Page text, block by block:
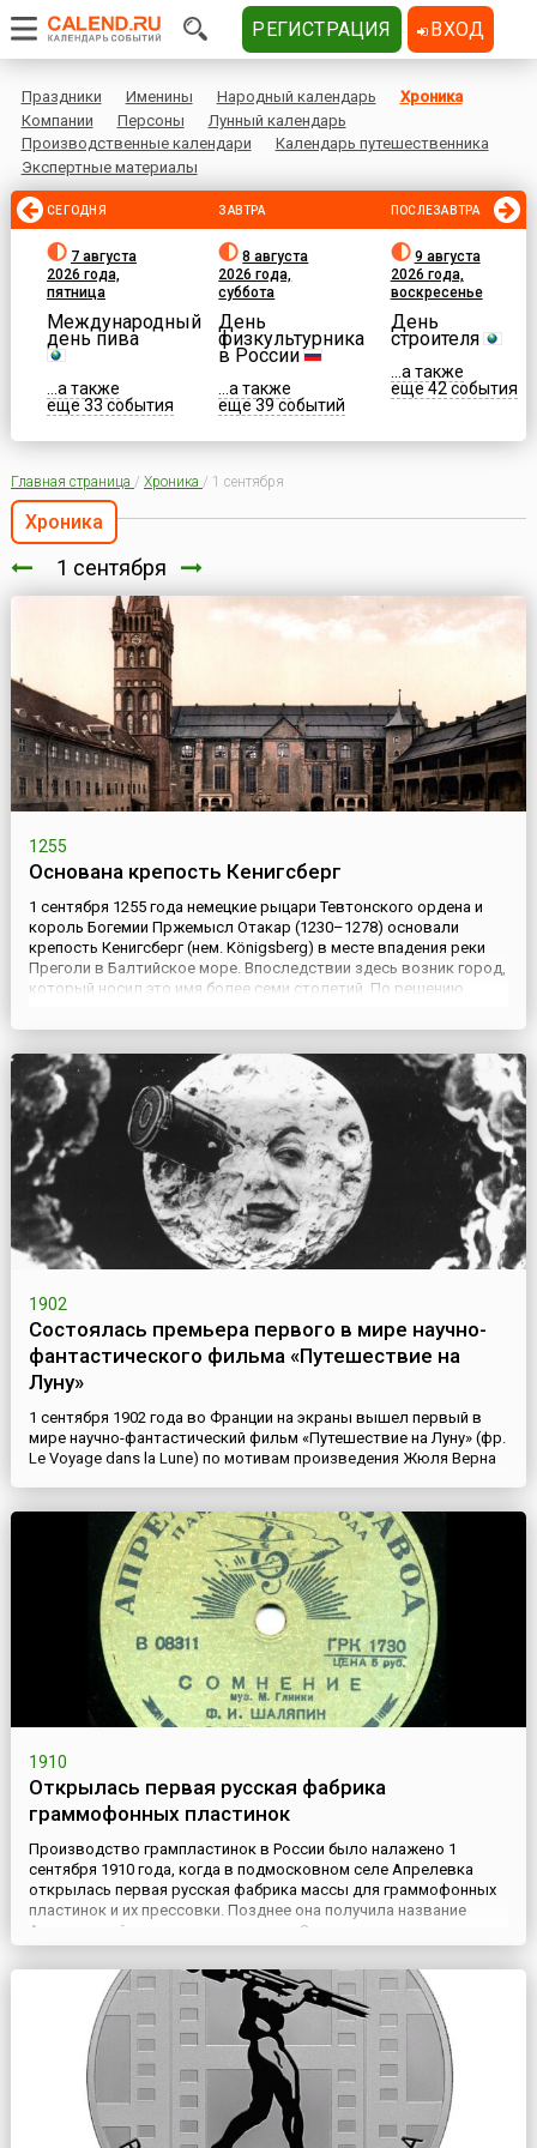
Праздники Именины Народный календарь
Хроника
Компании
Персоны
Лунный календарь
Производственные календари
Календарь путешественника
Экспертные материалы
СЕГОДНЯ
7 августа
2026 года,
пятница
Международный
день пива
...а также
еще 33 события
ЗАВТРА
8 августа
2026 года,
суббота
День
физкультурника
в России
...а также
еще 39 событий
ПОСЛЕЗАВТРА
9 августа
2026 года,
воскресенье
День
строителя
...а также
еще 42 события
Главная страница / Хроника / 1 сентября
Хроника
1 сентября
1255
Основана крепость Кенигсберг
1 сентября 1255 года немецкие рыцари Тевтонского ордена и
король Богемии Пржемысл Отакар (1230–1278) основали
крепость Кенигсберг (нем. Königsberg) в месте впадения реки
Преголи в Балтийское море. Впоследствии здесь возник город,
который носил это имя более семи столетий. По решению
Кенигсберг с прилегающей к нему территорией (около 1/3 быв...
1902
Состоялась премьера первого в мире научно-
фантастического фильма «Путешествие на
Луну»
1 сентября 1902 года во Франции на экраны вышел первый в
мире научно-фантастический фильм «Путешествие на Луну» (фр.
Le Voyage dans la Lune) по мотивам произведения Жюля Верна
страницах энциклопедий, посвященных истории кинематографа,
всегда можно увидеть имя Жоржа Мельеса (фр. George...
1910
Открылась первая русская фабрика
граммофонных пластинок
Производство грампластинок в России было налажено 1
сентября 1910 года, когда в подмосковном селе Апрелевка
открылась первая русская фабрика массы для граммофонных
пластинок и их прессовки. Позднее она получила название
Апрелевский завод грампластинок. Завод построили два
немецких предпринимателя (финансист и специалист по
звукозаписи). В первый год было выпущено 400 тысяч
граммофонных дисков ...
РЕГИСТРАЦИЯ ВХОД